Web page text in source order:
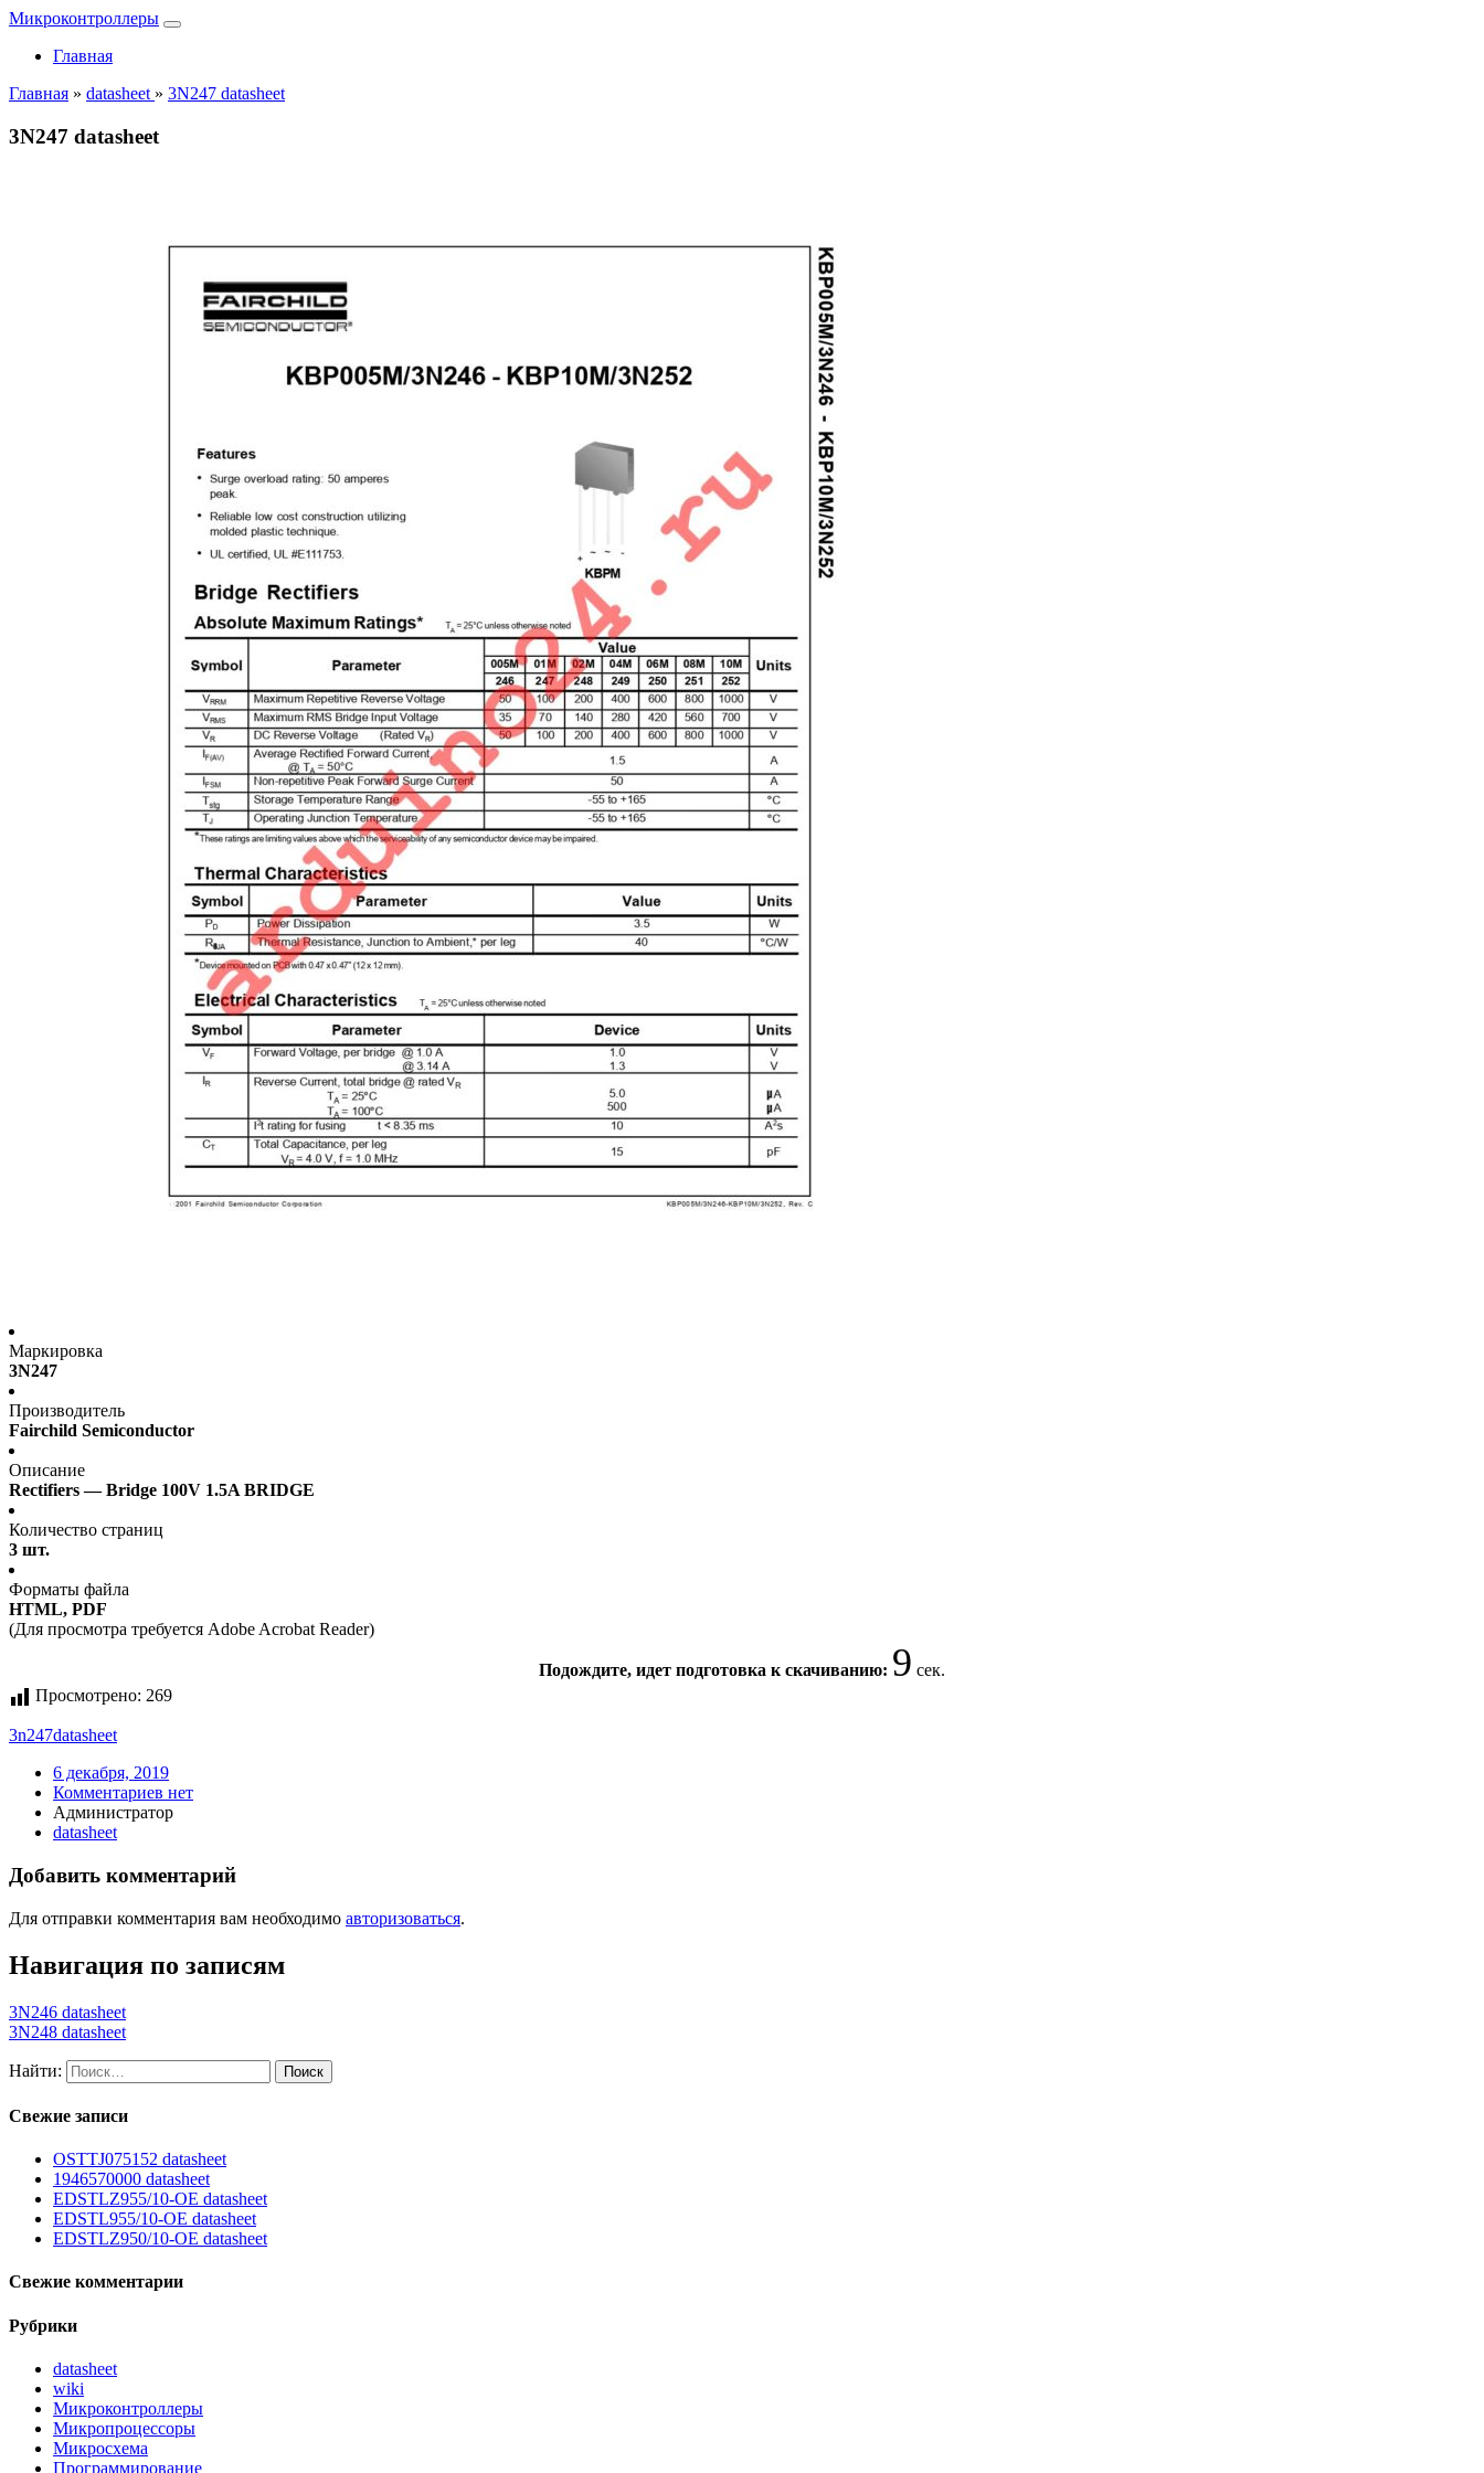
Микроконтроллеры
Главная
Главная » datasheet » 3N247 datasheet
3N247 datasheet
Маркировка
3N247
Производитель
Fairchild Semiconductor
Описание
Rectifiers — Bridge 100V 1.5A BRIDGE
Количество страниц
3 шт.
Форматы файла
HTML, PDF
(Для просмотра требуется Adobe Acrobat Reader)
Подождите, идет подготовка к скачиванию: 9 сек.
Просмотрено: 269
3n247datasheet
6 декабря, 2019
Комментариев нет
Администратор
datasheet
Добавить комментарий
Для отправки комментария вам необходимо авторизоваться.
Навигация по записям
3N246 datasheet
3N248 datasheet
Найти:
Свежие записи
OSTTJ075152 datasheet
1946570000 datasheet
EDSTLZ955/10-OE datasheet
EDSTL955/10-OE datasheet
EDSTLZ950/10-OE datasheet
Свежие комментарии
Рубрики
datasheet
wiki
Микроконтроллеры
Микропроцессоры
Микросхема
Программирование